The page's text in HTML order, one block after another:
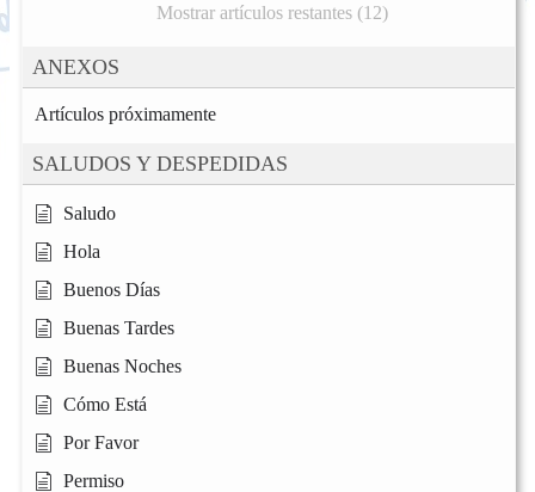
Mostrar artículos restantes (12)
ANEXOS
Artículos próximamente
SALUDOS Y DESPEDIDAS
Saludo
Hola
Buenos Días
Buenas Tardes
Buenas Noches
Cómo Está
Por Favor
Permiso